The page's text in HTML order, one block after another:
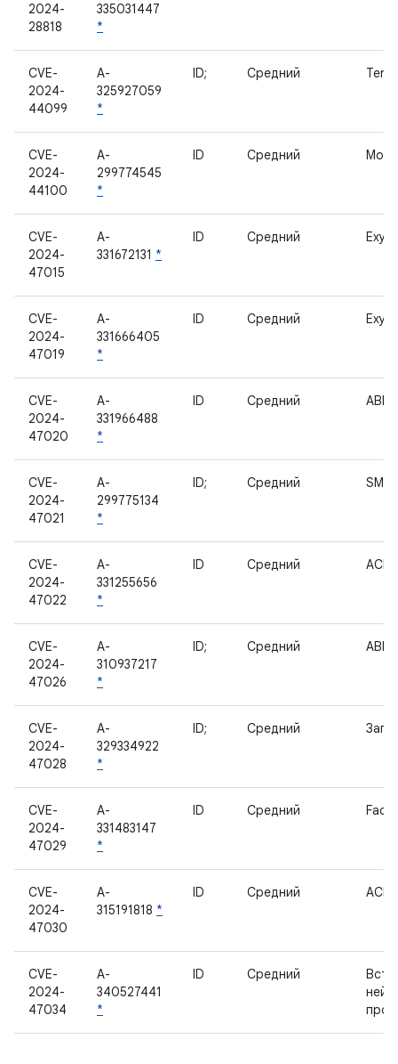
2024-
28818
335031447
*
CVE-
2024-
44099
A-
325927059
*
ID; Средний
CVE-
2024-
44100
A-
299774545
*
ID Средний
CVE-
2024-
47015
A-
331672131 *
ID Средний
CVE-
2024-
47019
A-
331666405
*
ID Средний
CVE-
2024-
47020
A-
331966488
*
ID Средний ABL
CVE-
2024-
47021
A-
299775134
*
ID; Средний SMS
CVE-
2024-
47022
A-
331255656
*
ID Средний
CVE-
2024-
47026
A-
310937217
*
ID; Средний ABL
CVE-
2024-
47028
A-
329334922
*
ID; Средний
CVE-
2024-
47029
A-
331483147
*
ID Средний
CVE-
2024-
47030
A-
315191818 *
ID Средний
CVE-
2024-
47034
A-
340527441
*
ID Средний